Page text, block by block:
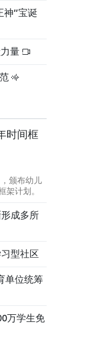
神”宝诞
量
时间框
颁布幼儿
架计划。
成多所
型社区
单位统筹
万学生免